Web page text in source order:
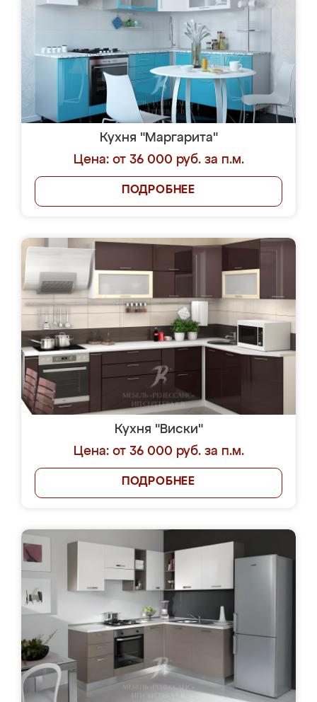
Кухня "Маргарита"
Цена: от 36 000 руб. за п.м.
ПОДРОБНЕЕ
Кухня "Виски"
Цена: от 36 000 руб. за п.м.
ПОДРОБНЕЕ